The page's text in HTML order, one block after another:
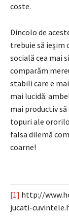
coste.
Dincolo de
trebuie să ieşim
socială cea mai
comparăm
stabili care e
mai lucidă:
mai productiv
topuri ale
falsa dilemă
coarne!
[1] http://
jucati-